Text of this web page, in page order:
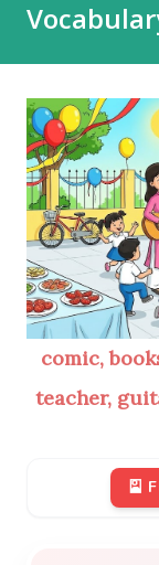
comic, books and pens, bike, jacket, people,
teacher,
🎴